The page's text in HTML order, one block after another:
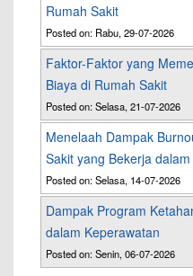
Rumah Sakit
Posted on: Rabu, 29-07-2026
Faktor-Faktor yang
Biaya di Rumah Sakit
Posted on: Selasa, 21-07-2026
Menelaah Dampak
Sakit yang Bekerja
Posted on: Selasa, 14-07-2026
Dampak Program
dalam Keperawatan
Posted on: Senin, 06-07-2026